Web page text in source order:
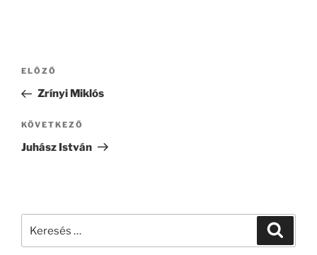
Bejegyzés
Korábbi
bejegyzés
ELŐZŐ
Zrínyi Miklós
Következő
bejegyzés
KÖVETKEZŐ
Juhász István